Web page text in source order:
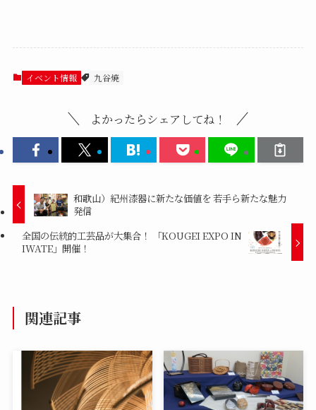
イベント情報 九谷焼
よかったらシェアしてね！
和歌山）紀州漆器に新たな価値を 若手ら新たな魅力
発信
全国の伝統的工芸品が大集合！ 「KOUGEI EXPO IN
IWATE」開催！
関連記事